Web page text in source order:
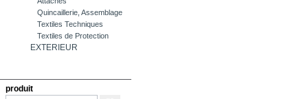
Quincaillerie, Assemblage
Textiles Techniques
Textiles de Protection
EXTERIEUR
produit